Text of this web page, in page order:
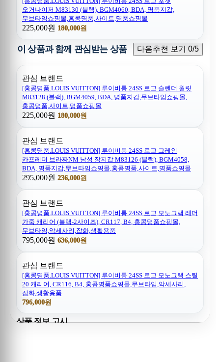
오거나이저 M83130 (블랙), BGM4060, BDA, 명품지갑,
무브타임쇼핑몰,홍콩명품,사이트,명품쇼핑몰
225,000원 180,000원
이 상품과 함께 관심받는 상품 다음추천 보기 0/5
관심 브랜드
[홍콩명품.LOUIS VUITTON] 루이비통 24SS 로고 슬렌더 월릿
M83128 (블랙), BGM4059, BDA, 명품지갑,무브타임쇼핑몰,
홍콩명품,사이트,명품쇼핑몰
225,000원 180,000원
관심 브랜드
[홍콩명품.LOUIS VUITTON] 루이비통 24SS 로고 그레인
카프레더 브라짜NM 남성 장지갑 M83126 (블랙), BGM4058,
BDA, 명품지갑,무브타임쇼핑몰,홍콩명품,사이트,명품쇼핑몰
295,000원 236,000원
관심 브랜드
[홍콩명품.LOUIS VUITTON] 루이비통 24SS 로고 모노그램 레더
가죽 캐리어 (블랙-2사이즈), CR117, B4, 홍콩명품쇼핑몰,
무브타임,악세사리,잡화,생활용품
795,000원 636,000원
관심 브랜드
[홍콩명품.LOUIS VUITTON] 루이비통 24SS 로고 모노그램 스틸
20 캐리어, CR116, B4, 홍콩명품쇼핑몰,무브타임,악세사리,
잡화,생활용품
796,000원
상품 정보 고시